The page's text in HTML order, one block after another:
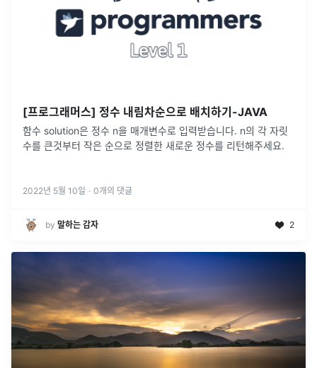
[프로그래머스] 정수 내림차순으로 배치하기-JAVA
함수 solution은 정수 n을 매개변수로 입력받습니다. n의 각 자릿
수를 큰것부터 작은 순으로 정렬한 새로운 정수를 리턴해주세요.
2022년 5월 10일 · 0개의 댓글
by 말하는 감자 2